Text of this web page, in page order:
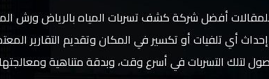
أفضل شركة كشف تسربات المياه بالرياض ورش
أي تلفيات أو تكسير في المكان وتقديم التقارير
لتلك التسربات في أسرع وقت، وبدقة متناهية